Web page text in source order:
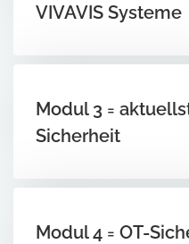
VIVAVIS Systeme
Modul 3 =
Sicherheit
Modul 4 = OT-